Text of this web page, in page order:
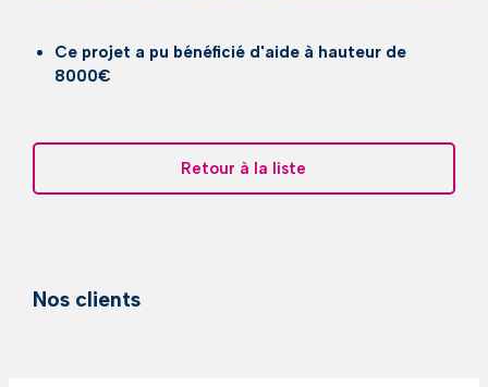
Ce projet a pu bénéficié d'aide à hauteur de
8000€
Retour à la liste
Nos clients